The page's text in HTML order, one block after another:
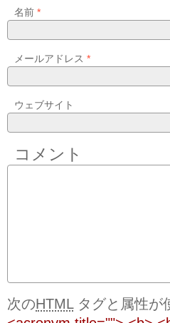
名前 *
メールアドレス *
ウェブサイト
コメント
次のHTMLタグと属性が